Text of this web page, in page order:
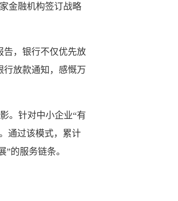
金融机构签订战略
，银行不仅优先放
放款通知，感慨万
。针对中小企业“有
通过该模式，累计
的服务链条。